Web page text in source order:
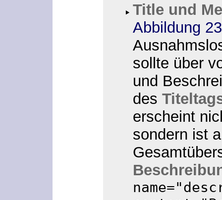
Title und
Abbildung
sollte über
und
des
erscheint
sondern ist